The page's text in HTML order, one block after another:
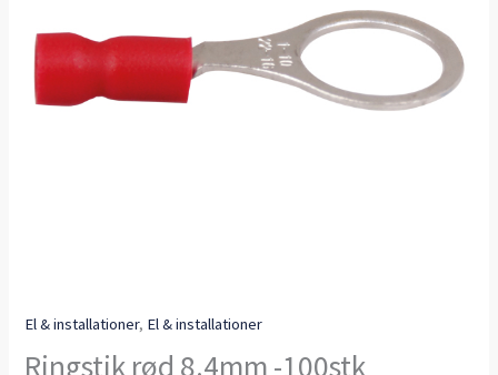
El & installationer, El & installationer
Ringstik rød 8.4mm -100stk